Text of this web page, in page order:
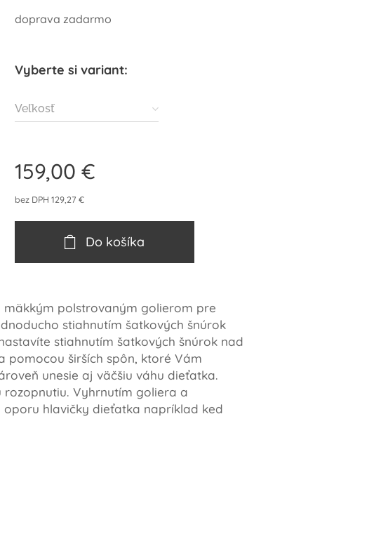
doprava zadarmo
Vyberte si variant:
Veľkosť
159,00 €
bez DPH 129,27 €
Do košíka
polstrovaným golierom pre
stiahnutím šatkových šnúrok
stiahnutím šatkových šnúrok nad
pomocou širších spôn, ktoré Vám
unesie aj väčšiu váhu dieťatka.
Vyhrnutím goliera a
hlavičky dieťatka napríklad ked